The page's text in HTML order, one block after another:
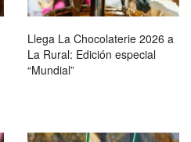
Llega La Chocolaterie 2026 a
La Rural: Edición especial
“Mundial”